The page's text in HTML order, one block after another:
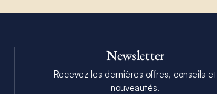
Newsletter
Recevez les dernières offres, conseils et
nouveautés.